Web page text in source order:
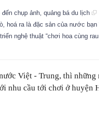
chụp ảnh, quảng bá du lịch
hoá ra là đặc sản của nước bạn
nghệ thuật “chơi hoa cùng
Việt - Trung, thì những
nhu cầu tới chơi ở huyện